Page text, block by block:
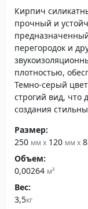
Кирпич
прочный и
перегородок и
плотностью,
Темно-серый
строгий вид, что
создания
Размер:
250 мм x120 мм x
Объем:
0,00264 м³
Вес:
3,5кг